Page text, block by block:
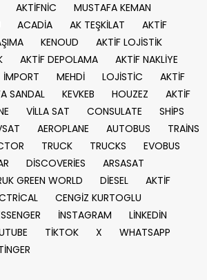
AKTİFNİC
MUSTAFA KEMAN
ACADİA AK TEŞKİLAT
AKTİF
KENOUD
AKTİF LOJİSTİK
AKTİF DEPOLAMA
AKTİF NAKLİYE
İMPORT MEHDİ LOJİSTİC
AKTİF
SANDAL KEVKEB HOUZEZ
AKTİF
VİLLA SAT CONSULATE
SHİPS
AEROPLANE AUTOBUS
TRAİNS
TRUCK TRUCKS
EVOBUS
DİSCOVERİES
ARSASAT
GREEN WORLD DİESEL
AKTİF
CENGİZ KURTOGLU
İNSTAGRAM
LİNKEDİN
TİKTOK X
WHATSAPP